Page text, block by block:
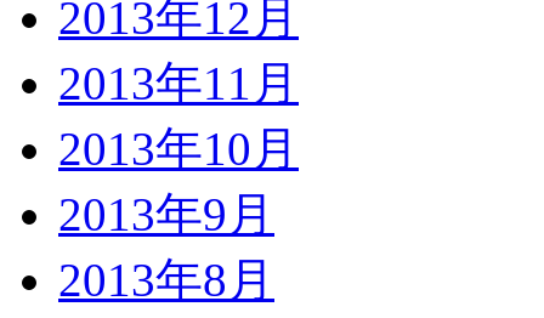
2013年12月
2013年11月
2013年10月
2013年9月
2013年8月